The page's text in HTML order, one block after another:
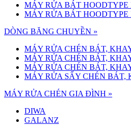
MÁY RỬA BÁT HOODTYPE
MÁY RỬA BÁT HOODTYPE
DÒNG BĂNG CHUYỀN »
MÁY RỬA CHÉN BÁT,
MÁY RỬA CHÉN BÁT,
MÁY RỬA CHÉN BÁT,
MÁY RỬA SẤY CHÉN BÁT,
MÁY RỬA CHÉN GIA ĐÌNH »
DIWA
GALANZ